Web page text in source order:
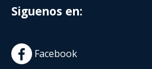
Siguenos en:
Facebook